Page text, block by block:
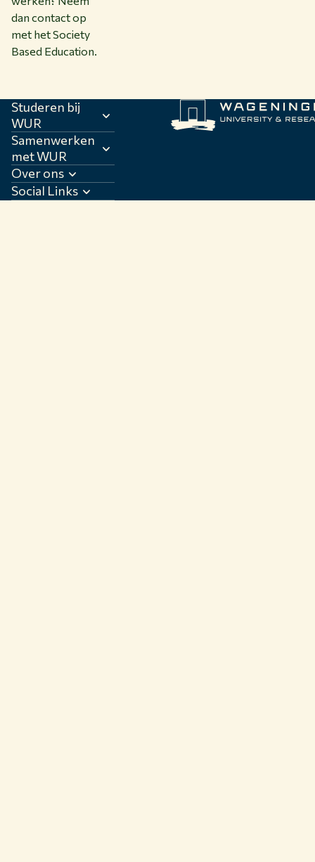
dan contact op
met het Society
Based Education.
Studeren bij
WUR
Samenwerken
met WUR
Over ons
Social Links